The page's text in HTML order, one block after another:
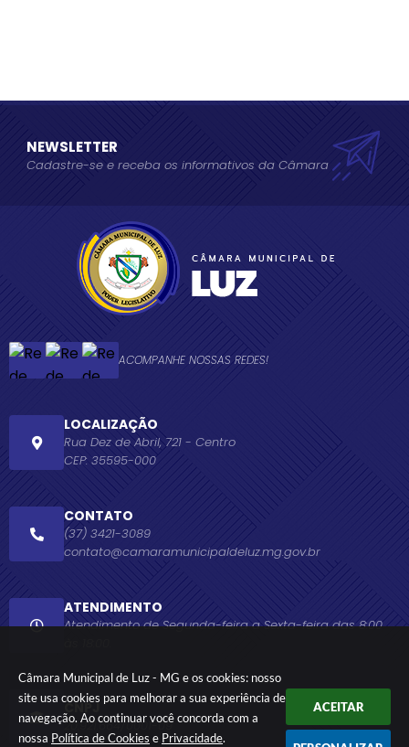
Câmara Municipal de Luz - MG e os cookies: nosso
site usa cookies para melhorar a sua experiência de
navegação. Ao continuar você concorda com a
nossa Política de Cookies e Privacidade.
ACEITAR
ACOMPANHE NOSSAS REDES!
LOCALIZAÇÃO
Rua Dez de Abril, 721 - Centro
CEP: 35595-000
CONTATO
(37) 3421-3089
contato@camaramunicipaldeluz.mg.gov.br
ATENDIMENTO
Atendimento de Segunda-feira a Sexta-feira das 8:00
CNPJ
20.921.664/0001-09
NEWSLETTER
Cadastre-se e receba os informativos da Câmara